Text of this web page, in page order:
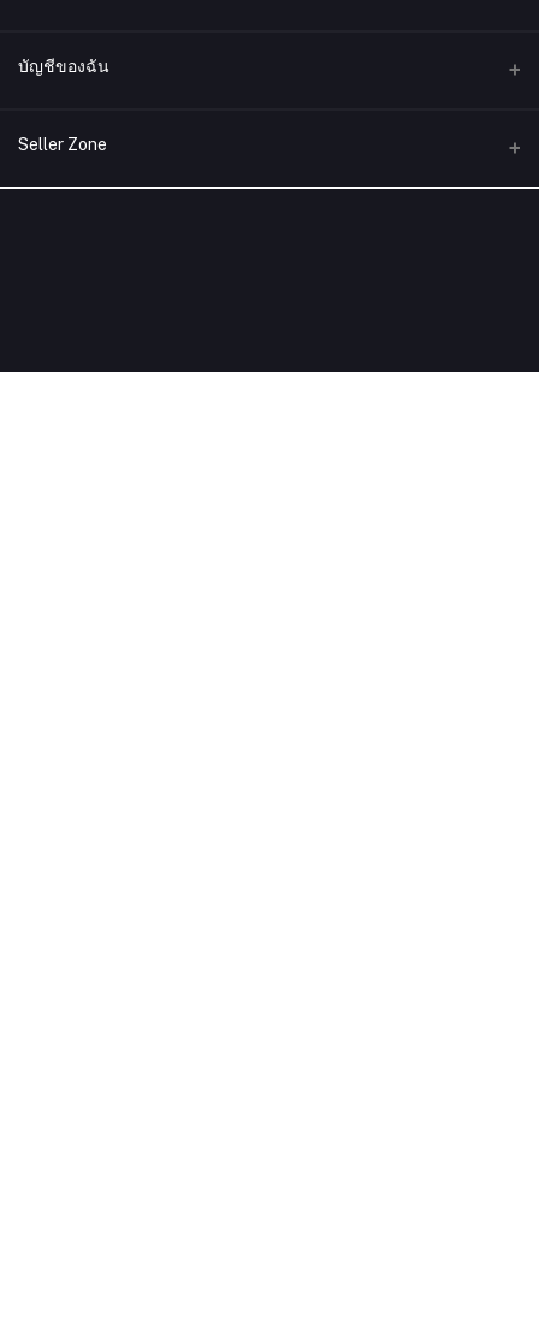
ที่อยู่
โทรศัพท์
อีเมล์
บัญชีของฉัน
เข้าสู่ระบบ
ประวัติการสั่งซื้อ
Seller Zone